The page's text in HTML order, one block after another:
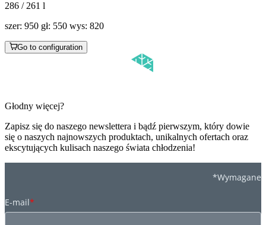
286 / 261 l
szer: 950 gł: 550 wys: 820
Go to configuration
Głodny więcej?
Zapisz się do naszego newslettera i bądź pierwszym, który dowie
się o naszych najnowszych produktach, unikalnych ofertach oraz
ekscytujących kulisach naszego świata chłodzenia!
*Wymagane
E-mail*